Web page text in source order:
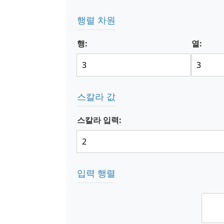
행렬 차원
행: 열:
스칼라 값
스칼라 입력:
입력 행렬